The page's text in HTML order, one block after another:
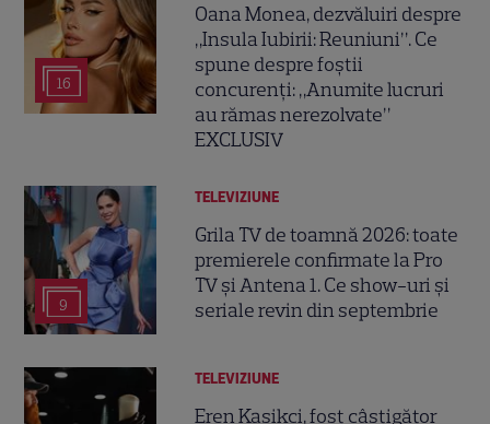
16
Oana Monea, dezvăluiri despre
„Insula Iubirii: Reuniuni”. Ce
spune despre foștii
concurenți: „Anumite lucruri
au rămas nerezolvate”
EXCLUSIV
9
TELEVIZIUNE
Grila TV de toamnă 2026: toate
premierele confirmate la Pro
TV și Antena 1. Ce show-uri și
seriale revin din septembrie
TELEVIZIUNE
Eren Kasikci, fost câștigător